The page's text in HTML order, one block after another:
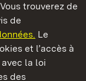
trouverez de
de
Le
et l’accès à
la loi
des